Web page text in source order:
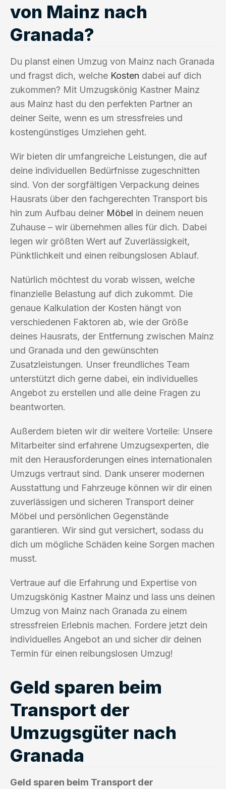
von Mainz nach
Granada?
Du planst einen Umzug von Mainz nach Granada
und fragst dich, welche Kosten dabei auf dich
zukommen? Mit Umzugskönig Kastner Mainz
aus Mainz hast du den perfekten Partner an
deiner Seite, wenn es um stressfreies und
kostengünstiges Umziehen geht.
Wir bieten dir umfangreiche Leistungen, die auf
deine individuellen Bedürfnisse zugeschnitten
sind. Von der sorgfältigen Verpackung deines
Hausrats über den fachgerechten Transport bis
hin zum Aufbau deiner Möbel in deinem neuen
Zuhause – wir übernehmen alles für dich. Dabei
legen wir größten Wert auf Zuverlässigkeit,
Pünktlichkeit und einen reibungslosen Ablauf.
Natürlich möchtest du vorab wissen, welche
finanzielle Belastung auf dich zukommt. Die
genaue Kalkulation der Kosten hängt von
verschiedenen Faktoren ab, wie der Größe
deines Hausrats, der Entfernung zwischen Mainz
und Granada und den gewünschten
Zusatzleistungen. Unser freundliches Team
unterstützt dich gerne dabei, ein individuelles
Angebot zu erstellen und alle deine Fragen zu
beantworten.
Außerdem bieten wir dir weitere Vorteile: Unsere
Mitarbeiter sind erfahrene Umzugsexperten, die
mit den Herausforderungen eines internationalen
Umzugs vertraut sind. Dank unserer modernen
Ausstattung und Fahrzeuge können wir dir einen
zuverlässigen und sicheren Transport deiner
Möbel und persönlichen Gegenstände
garantieren. Wir sind gut versichert, sodass du
dich um mögliche Schäden keine Sorgen machen
musst.
Vertraue auf die Erfahrung und Expertise von
Umzugskönig Kastner Mainz und lass uns deinen
Umzug von Mainz nach Granada zu einem
stressfreien Erlebnis machen. Fordere jetzt dein
individuelles Angebot an und sicher dir deinen
Termin für einen reibungslosen Umzug!
Geld sparen beim
Transport der
Umzugsgüter nach
Granada
Geld sparen beim Transport der